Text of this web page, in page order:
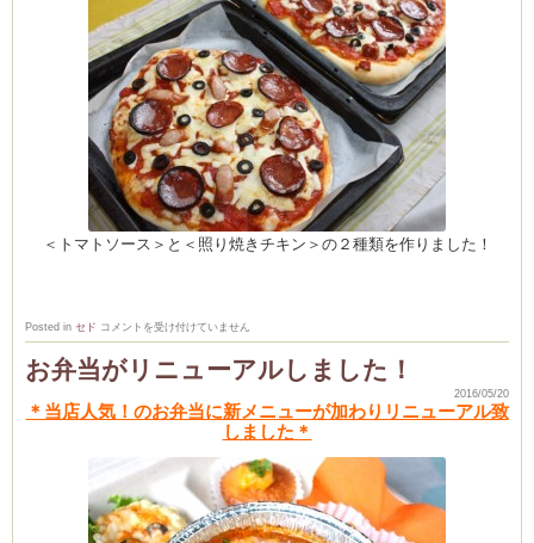
CEDO)
＜トマトソース＞と＜照り焼きチキン＞の２種類を作りました！
Posted in セド 5
後
半
ッ
ス
は
コメントを受け付けていません
お弁当がリニューアルしました！
2016/05/20
＊当店人気！のお弁当に新メニューが加わりリニューアル致
しました＊